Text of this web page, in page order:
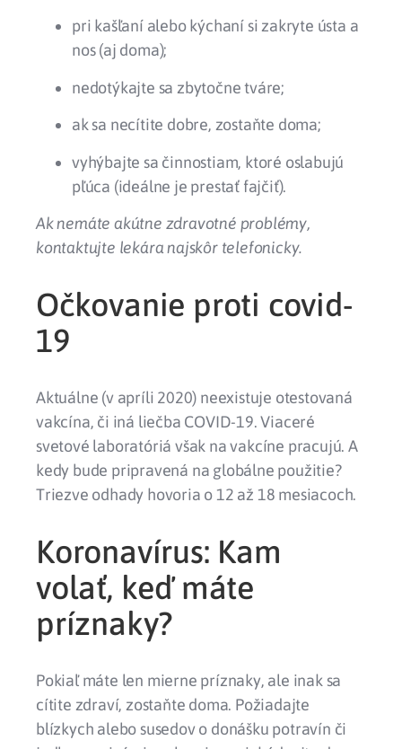
pri kašľaní alebo kýchaní si zakryte ústa a
nos (aj doma);
nedotýkajte sa zbytočne tváre;
ak sa necítite dobre, zostaňte doma;
vyhýbajte sa činnostiam, ktoré oslabujú
pľúca (ideálne je prestať fajčiť).
Ak nemáte akútne zdravotné problémy,
kontaktujte lekára najskôr telefonicky.
Očkovanie proti covid-
19
Aktuálne (v apríli 2020) neexistuje otestovaná
vakcína, či iná liečba COVID-19. Viaceré
svetové laboratóriá však na vakcíne pracujú. A
kedy bude pripravená na globálne použitie?
Triezve odhady hovoria o 12 až 18 mesiacoch.
Koronavírus: Kam
volať, keď máte
príznaky?
Pokiaľ máte len mierne príznaky, ale inak sa
cítite zdraví, zostaňte doma. Požiadajte
blízkych alebo susedov o donášku potravín či